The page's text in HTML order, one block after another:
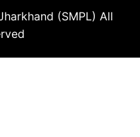
(SMPL) All